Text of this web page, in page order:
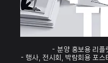
- 분양 홍보용 리플
- 행사, 전시회, 박람회용 포스